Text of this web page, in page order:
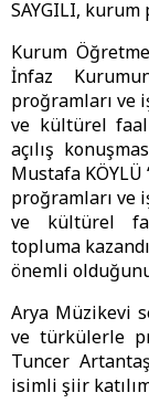
SAYGILI,
Kurum
İnfaz
proğramları ve
ve kültürel
açılış
Mustafa
proğramları ve
ve kültürel
topluma
önemli
Arya Müzikevi
ve türkülerle
Tuncer
isimli şiir